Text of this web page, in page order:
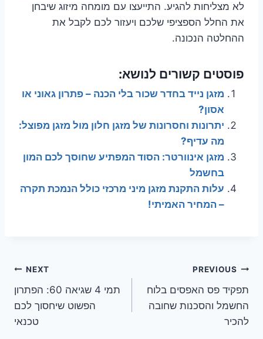
לא מצליחות להגיע. התייעצו עם מומחה מיזוג שיבחן
את החלל הספציפי שלכם ויעזור לכם לקבל את
ההחלטה הנכונה.
פוסטים קשורים לנושא:
מזגן נייד בחדר שכור בלי הכנה – פתרון גאוני או
אסון?
יתרונות וחסרונות של מזגן חלון מול מזגן מפוצל:
מה עדיף?
מזגן אינוורטר: הסוד המפתיע שחוסך לכם המון
בחשמל
עלות התקנת מזגן מיני מרכזי כולל הנמכת תקרה
– המחיר האמיתי!
ניווט
PREVIOUS
תפקיד פס האפסים בלוח
החשמל והסכנות שחובה
להכיר
NEXT
תמי 4 שגיאה 60: הפתרון
הפשוט שיחסוך לכם
טכנאי